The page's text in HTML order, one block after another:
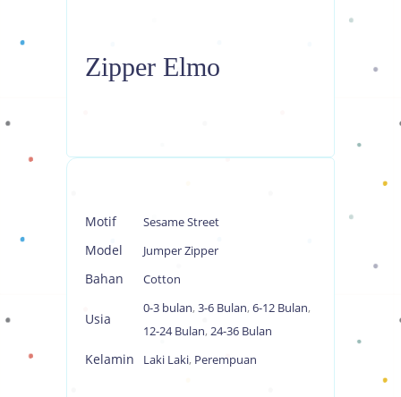
Zipper Elmo
Motif Sesame Street
Model Jumper Zipper
Bahan Cotton
Usia
0-3 bulan, 3-6 Bulan, 6-12 Bulan,
12-24 Bulan, 24-36 Bulan
Kelamin Laki Laki, Perempuan